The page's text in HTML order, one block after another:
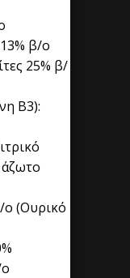
β/ο
25% β/
Β3):
o (Ουρικό